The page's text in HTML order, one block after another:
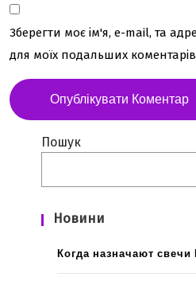
Зберегти моє ім'я, e-mail, та
для моїх подальших
Пошук
Новини
Когда назначают